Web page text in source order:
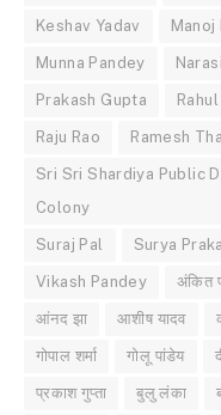
Keshav Yadav Manoj
Munna Pandey
Prakash Gupta
Raju Rao Ramesh
Sri Sri Shardiya Public
Colony
Suraj Pal Surya
Vikash Pandey अंकित
आंनद झा आशीष यादव
गोपाल शर्मा गोलू पांडेय
प्रकाश गुप्ता बुलु लंका